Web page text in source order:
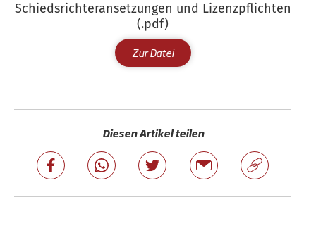
Schiedsrichteransetzungen und Lizenzpflichten
(.pdf)
Zur Datei
Diesen Artikel teilen